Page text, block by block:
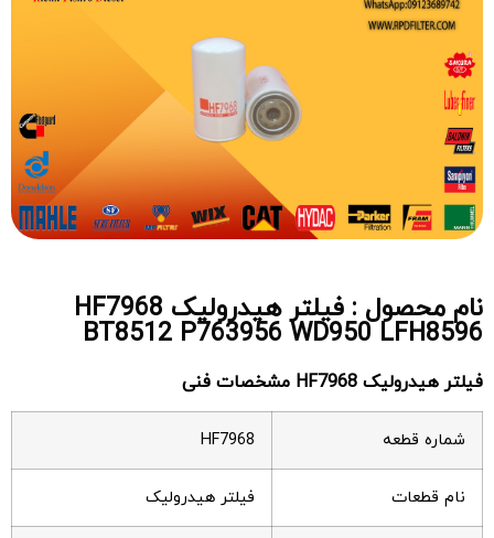
نام محصول : فیلتر هیدرولیک HF7968
BT8512 P763956 WD950 LFH8596
فیلتر هیدرولیک HF7968 مشخصات فنی
شماره قطعه HF7968
نام قطعات فیلتر هیدرولیک